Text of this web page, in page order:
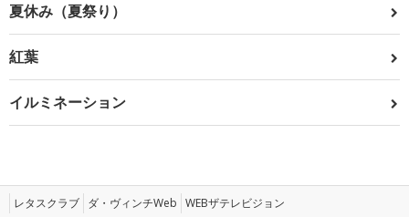
夏休み（夏祭り）
紅葉
イルミネーション
レタスクラブ ダ・ヴィンチWeb WEBザテレビジョン